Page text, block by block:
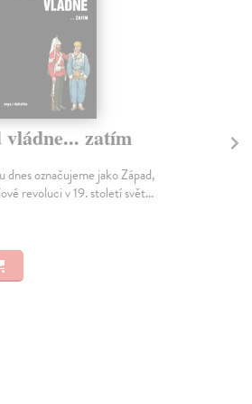
zatím
označujeme jako Západ,
revoluci v 19. století svět...